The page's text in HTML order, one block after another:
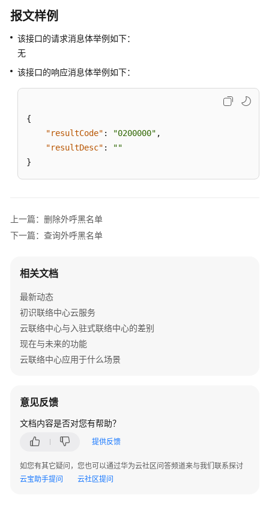
除
呼
删
除
黑
单
查
呼
名
单
服
器
黑
单
数
报文样例
该接口的请求消息体举例如下：
无
该接口的响应消息体举例如下：
{
"resultCode" : "0200000" ,
"resultDesc" :
""
}
上一篇：删除外呼黑名单
下一篇：查询外呼黑名单
相关文档
最新动态
初识联络中心云服务
云联络中心与入驻式联络中心的差别
现在与未来的功能
云联络中心应用于什么场景
意见反馈
文档内容是否对您有帮助？
提供反馈
如您有其它疑问，您也可以通过华为云社区问答频道来与我们联系探讨
云宝助手提问
云社区提问